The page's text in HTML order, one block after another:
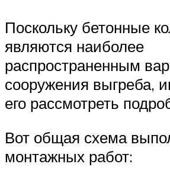
Поскольку бетонные
являются наиболее
распространенным
сооружения выгреба,
его рассмотреть
Вот общая схема
монтажных работ: